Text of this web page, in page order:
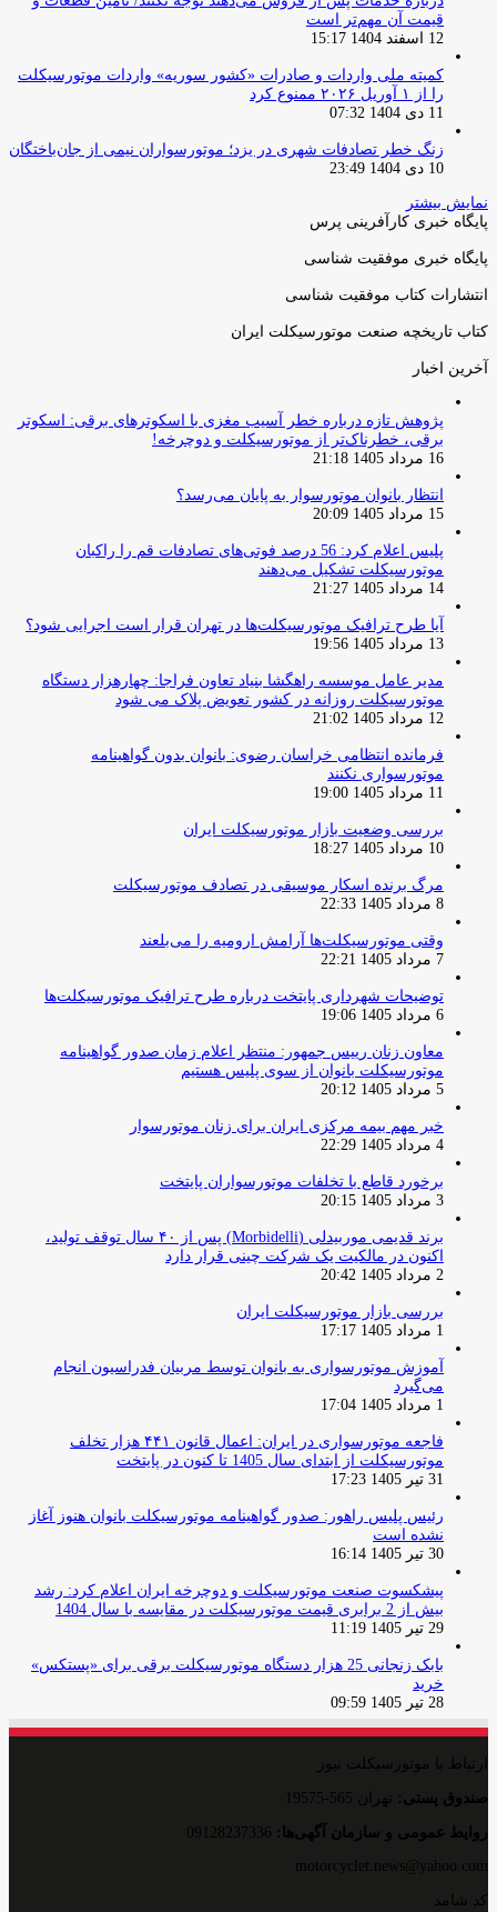
قیمت آن مهم‌تر است
12 اسفند 1404 15:17
کمیته ملی واردات و صادرات «کشور سوریه» واردات موتورسیکلت
را از ۱ آوریل ۲۰۲۶ ممنوع کرد
11 دی 1404 07:32
زنگ خطر تصادفات شهری در یزد؛ موتورسواران نیمی از جان‌باختگان
10 دی 1404 23:49
نمایش بیشتر
پایگاه خبری کارآفرینی پرس
پایگاه خبری موفقیت شناسی
انتشارات کتاب موفقیت شناسی
کتاب تاریخچه صنعت موتورسیکلت ایران
آخرین اخبار
پژوهش تازه درباره خطر آسیب مغزی با اسکوترهای برقی: اسکوتر
برقی، خطرناک‌تر از موتورسیکلت و دوچرخه!
16 مرداد 1405 21:18
انتظار بانوان موتورسوار به پایان می‌رسد؟
15 مرداد 1405 20:09
پلیس اعلام کرد: 56 درصد فوتی‌های تصادفات قم را راکبان
موتورسیکلت تشکیل می‌دهند
14 مرداد 1405 21:27
آیا طرح ترافیک موتورسیکلت‌ها در تهران قرار است اجرایی شود؟
13 مرداد 1405 19:56
مدیر عامل موسسه راهگشا بنیاد تعاون فراجا: چهارهزار دستگاه
موتورسیکلت روزانه در کشور تعویض پلاک می شود
12 مرداد 1405 21:02
فرمانده انتظامی خراسان رضوی: بانوان بدون گواهینامه
موتورسواری نکنند
11 مرداد 1405 19:00
بررسی وضعیت بازار موتورسیکلت ایران
10 مرداد 1405 18:27
مرگ برنده اسکار موسیقی در تصادف موتورسیکلت
8 مرداد 1405 22:33
وقتی موتورسیکلت‌ها آرامش ارومیه را می‌بلعند
7 مرداد 1405 22:21
توضیحات شهرداری پایتخت درباره طرح ترافیک موتورسیکلت‌ها
6 مرداد 1405 19:06
معاون زنان رییس جمهور: منتظر اعلام زمان صدور گواهینامه
موتورسیکلت بانوان از سوی پلیس هستیم
5 مرداد 1405 20:12
خبر مهم بیمه مرکزی ایران برای زنان موتورسوار
4 مرداد 1405 22:29
برخورد قاطع با تخلفات موتورسواران پایتخت
3 مرداد 1405 20:15
برند قدیمی موربیدلی (Morbidelli) پس از ۴۰ سال توقف تولید،
اکنون در مالکیت یک شرکت چینی قرار دارد
2 مرداد 1405 20:42
بررسی بازار موتورسیکلت ایران
1 مرداد 1405 17:17
آموزش موتورسواری به بانوان توسط مربیان فدراسیون انجام
می‌گیرد
1 مرداد 1405 17:04
فاجعه موتورسواری در ایران: اعمال قانون ۴۴۱ هزار تخلف
موتورسیکلت از ابتدای سال 1405 تا کنون در پایتخت
31 تیر 1405 17:23
رئیس پلیس راهور: صدور گواهینامه موتورسیکلت بانوان هنوز آغاز
نشده است
30 تیر 1405 16:14
پیشکسوت صنعت موتورسیکلت و دوچرخه ایران اعلام کرد: رشد
بیش از 2 برابری قیمت موتورسیکلت در مقایسه با سال 1404
29 تیر 1405 11:19
بابک زنجانی 25 هزار دستگاه موتورسیکلت برقی برای «پستکس»
خرید
28 تیر 1405 09:59
ارتباط با موتورسیکلت نیوز
صندوق پستی: تهران 565-19575
روایط عمومی و سازمان آگهی‌ها:
motorcyclet.news@yahoo.com
کد شامد